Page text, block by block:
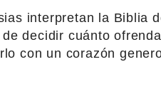
interpretan la Biblia
decidir cuánto
con un corazón